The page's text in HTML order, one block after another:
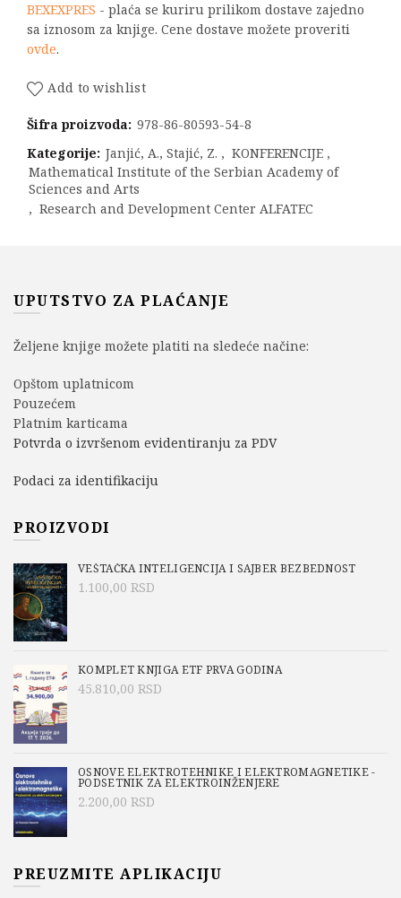
BEXEXPRES - plaća se kuriru prilikom dostave zajedno
sa iznosom za knjige. Cene dostave možete proveriti
ovde.
Add to wishlist
Šifra proizvoda: 978-86-80593-54-8
Kategorije: Janjić, A., Stajić, Z. , KONFERENCIJE ,
Mathematical Institute of the Serbian Academy of
Sciences and Arts
, Research and Development Center ALFATEC
UPUTSTVO ZA PLAĆANJE
Željene knjige možete platiti na sledeće načine:
Opštom uplatnicom
Pouzećem
Platnim karticama
Potvrda o izvršenom evidentiranju za PDV
Podaci za identifikaciju
PROIZVODI
VEŠTAČKA INTELIGENCIJA I SAJBER BEZBEDNOST
1.100,00 RSD
KOMPLET KNJIGA ETF PRVA GODINA
45.810,00 RSD
OSNOVE ELEKTROTEHNIKE I ELEKTROMAGNETIKE -
PODSETNIK ZA ELEKTROINŽENJERE
2.200,00 RSD
PREUZMITE APLIKACIJU